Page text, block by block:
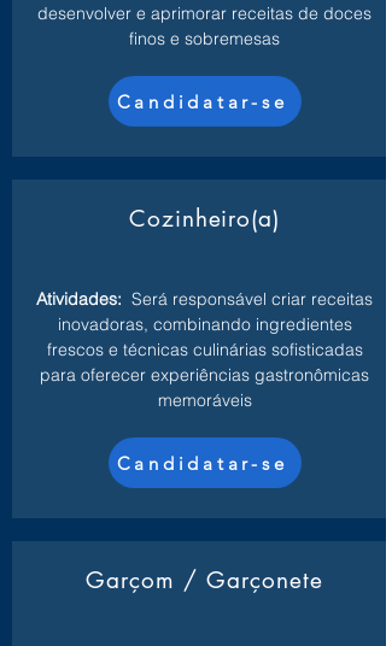
desenvolver e aprimorar receitas de doces
finos e sobremesas
Candidatar-se
Cozinheiro(a)
Atividades: Será responsável criar receitas
inovadoras, combinando ingredientes
frescos e técnicas culinárias sofisticadas
para oferecer experiências gastronômicas
memoráveis
Candidatar-se
Garçom / Garçonete